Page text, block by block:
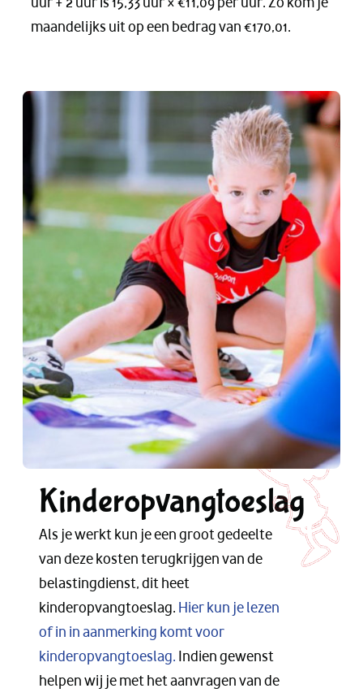
maandelijks uit op een bedrag van €170,01.
Kinderopvangtoeslag
Als je werkt kun je een groot gedeelte
van deze kosten terugkrijgen van de
belastingdienst, dit heet
kinderopvangtoeslag. Hier kun je lezen
of in in aanmerking komt voor
kinderopvangtoeslag. Indien gewenst
helpen wij je met het aanvragen van de